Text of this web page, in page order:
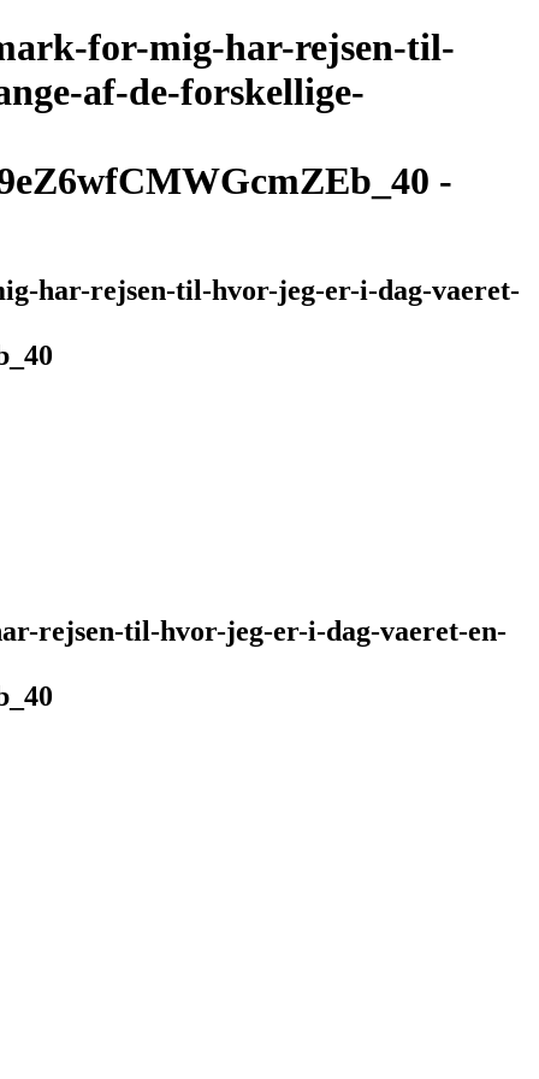
for-mig-har-rejsen-til-
af-de-forskellige-
-
har-rejsen-til-hvor-jeg-er-i-dag-vaeret-
rejsen-til-hvor-jeg-er-i-dag-vaeret-en-